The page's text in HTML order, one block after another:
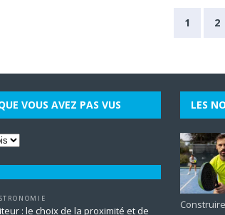
1 2
VOUS AVEZ PAS VUS
: le choix de la proximité et de
LES